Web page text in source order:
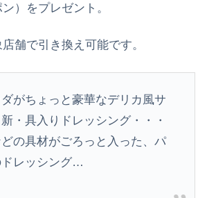
）をプレゼント。
舗で引き換え可能です。
がちょっと豪華なデリカ風サ
・具入りドレッシング・・・
の具材がごろっと入った、パ
ドレッシング…